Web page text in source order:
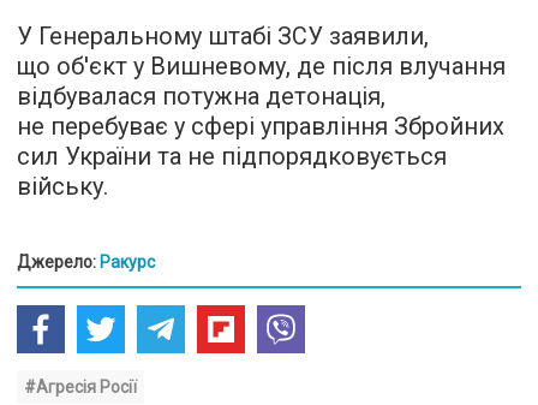
У Генеральному штабі ЗСУ заявили,
що об'єкт у Вишневому, де після влучання
відбувалася потужна детонація,
не перебуває у сфері управління Збройних
сил України та не підпорядковується
війську.
Джерело: Ракурс
#Агресія Росії